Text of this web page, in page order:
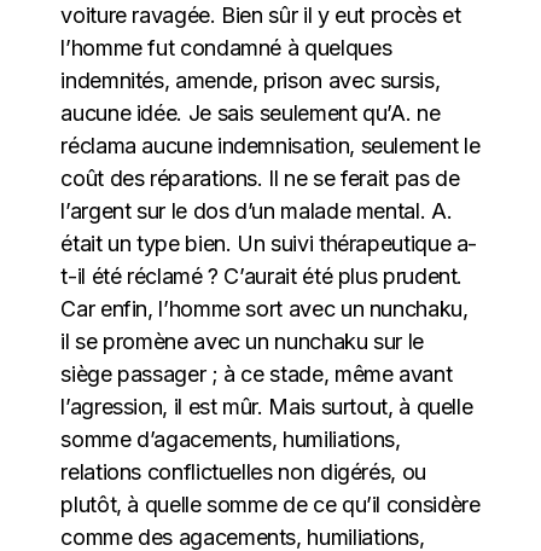
voiture ravagée. Bien sûr il y eut procès et
l’homme fut condamné à quelques
indemnités, amende, prison avec sursis,
aucune idée. Je sais seulement qu’A. ne
réclama aucune indemnisation, seulement le
coût des réparations. Il ne se ferait pas de
l’argent sur le dos d’un malade mental. A.
était un type bien. Un suivi thérapeutique a-
t-il été réclamé ? C’aurait été plus prudent.
Car enfin, l’homme sort avec un nunchaku,
il se promène avec un nunchaku sur le
siège passager ; à ce stade, même avant
l’agression, il est mûr. Mais surtout, à quelle
somme d’agacements, humiliations,
relations conflictuelles non digérés, ou
plutôt, à quelle somme de ce qu’il considère
comme des agacements, humiliations,